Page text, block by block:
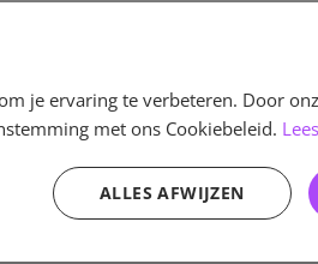
je ervaring te verbeteren. Door
met ons Cookiebeleid.
ALLES AFWIJZEN